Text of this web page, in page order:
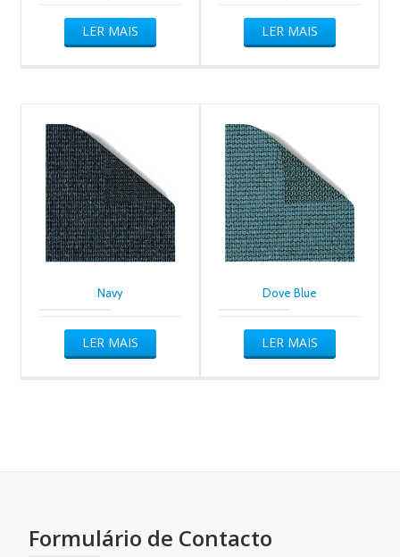
LER MAIS LER MAIS
Navy
LER MAIS
Dove Blue
LER MAIS
Formulário de Contacto